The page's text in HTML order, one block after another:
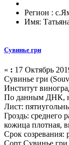
Регион :
Имя:
Сувинье гри
« : 17 Октябрь
Сувинье гри
Институт
По данным ДНК,
Лист:
Гроздь: среднего
кожица плотная,
Срок созревания: